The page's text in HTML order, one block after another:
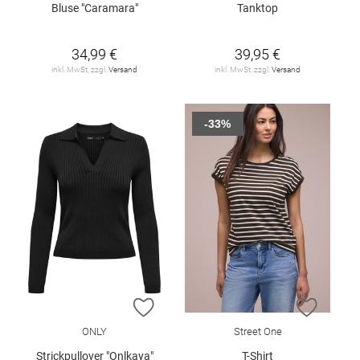
Bluse "Caramara"
34,99 €
inkl. MwSt. zzgl. Versand
Tanktop
39,95 €
inkl. MwSt. zzgl. Versand
ZUR WUNSCHLISTE HINZUFÜGEN
ONLY
Strickpullover "Onlkaya"
ZUR
Street One
T-Shirt
-33%